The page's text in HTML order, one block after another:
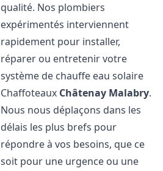
qualité. Nos plombiers
expérimentés interviennent
rapidement pour installer,
réparer ou entretenir votre
système de chauffe eau solaire
Chaffoteaux Châtenay Malabry.
Nous nous déplaçons dans les
délais les plus brefs pour
répondre à vos besoins, que ce
soit pour une urgence ou une